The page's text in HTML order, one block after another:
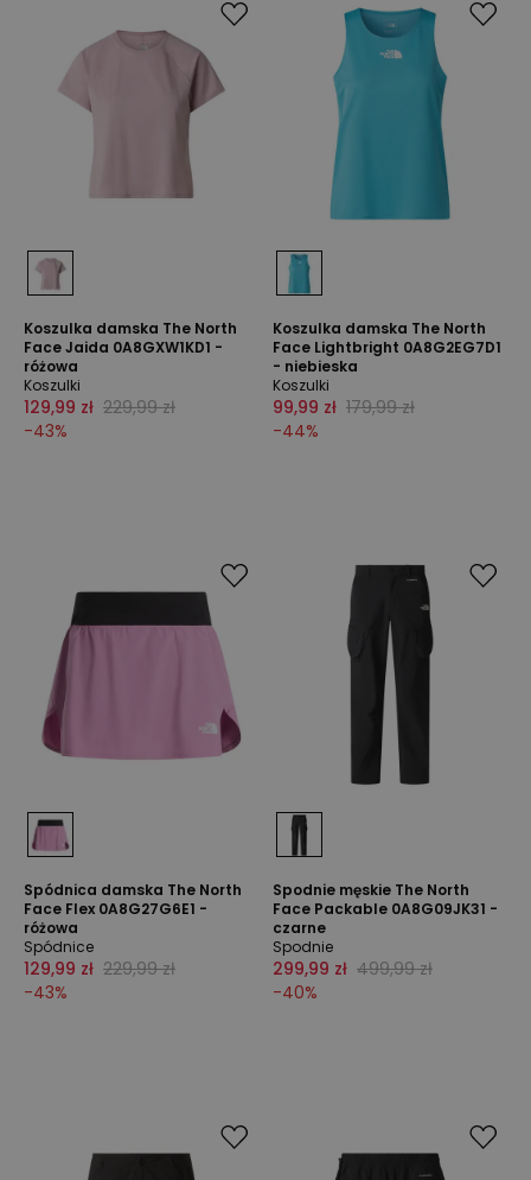
Koszulka damska The North
Face Jaida 0A8GXW1KD1 -
różowa
Koszulki
129,99 zł 229,99 zł
-43%
Koszulka damska The North
Face Lightbright 0A8G2EG7D1
- niebieska
Koszulki
99,99 zł 179,99 zł
-44%
Spódnica damska The North
Face Flex 0A8G27G6E1 -
różowa
Spódnice
129,99 zł 229,99 zł
-43%
Spodnie męskie The North
Face Packable 0A8G09JK31 -
czarne
Spodnie
299,99 zł 499,99 zł
-40%